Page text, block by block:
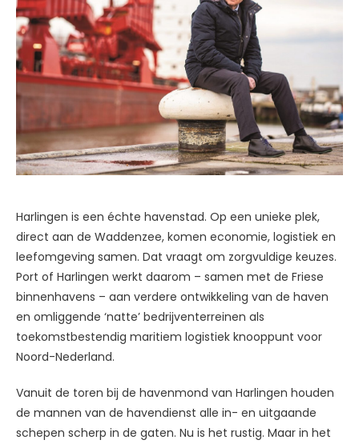
Harlingen is een échte havenstad. Op een unieke plek,
direct aan de Waddenzee, komen economie, logistiek en
leefomgeving samen. Dat vraagt om zorgvuldige keuzes.
Port of Harlingen werkt daarom – samen met de Friese
binnenhavens – aan verdere ontwikkeling van de haven
en omliggende ‘natte’ bedrijventerreinen als
toekomstbestendig maritiem logistiek knooppunt voor
Noord-Nederland.
Vanuit de toren bij de havenmond van Harlingen houden
de mannen van de havendienst alle in- en uitgaande
schepen scherp in de gaten. Nu is het rustig. Maar in het